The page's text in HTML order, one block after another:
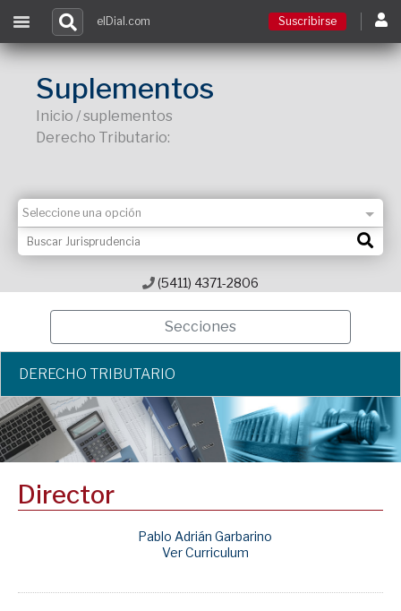
elDial.com Suscribirse
Suplementos
Inicio / suplementos
Derecho Tributario:
(5411) 4371-2806
Secciones
DERECHO TRIBUTARIO
Director
Pablo Adrián Garbarino
Ver Curriculum